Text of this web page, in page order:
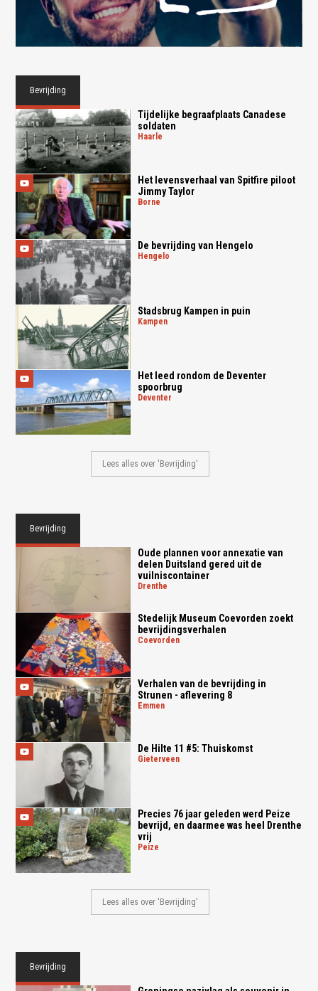
Bevrijding
Tijdelijke begraafplaats Canadese
soldaten
haarle
Het levensverhaal van Spitfire piloot
Jimmy Taylor
borne
De bevrijding van Hengelo
hengelo
Stadsbrug Kampen in puin
kampen
Het leed rondom de Deventer
spoorbrug
deventer
Lees alles over 'Bevrijding'
Bevrijding
Oude plannen voor annexatie van
delen Duitsland gered uit de
vuilniscontainer
drenthe
Stedelijk Museum Coevorden zoekt
bevrijdingsverhalen
coevorden
Verhalen van de bevrijding in
Strunen - aflevering 8
emmen
De Hilte 11 #5: Thuiskomst
gieterveen
Precies 76 jaar geleden werd Peize
bevrijd, en daarmee was heel Drenthe
vrij
peize
Lees alles over 'Bevrijding'
Bevrijding